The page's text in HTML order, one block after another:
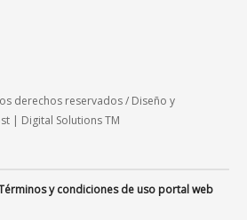
derechos reservados / Diseño y
| Digital Solutions TM
y condiciones de uso portal web